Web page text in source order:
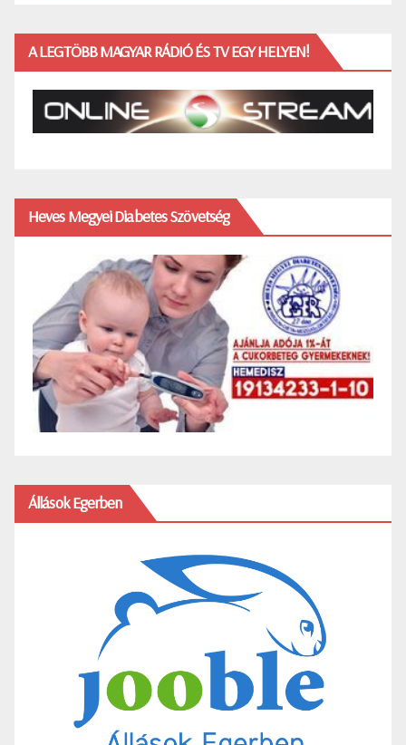
A LEGTÖBB MAGYAR RÁDIÓ ÉS TV EGY HELYEN!
Heves Megyei Diabetes Szövetség
Állások Egerben